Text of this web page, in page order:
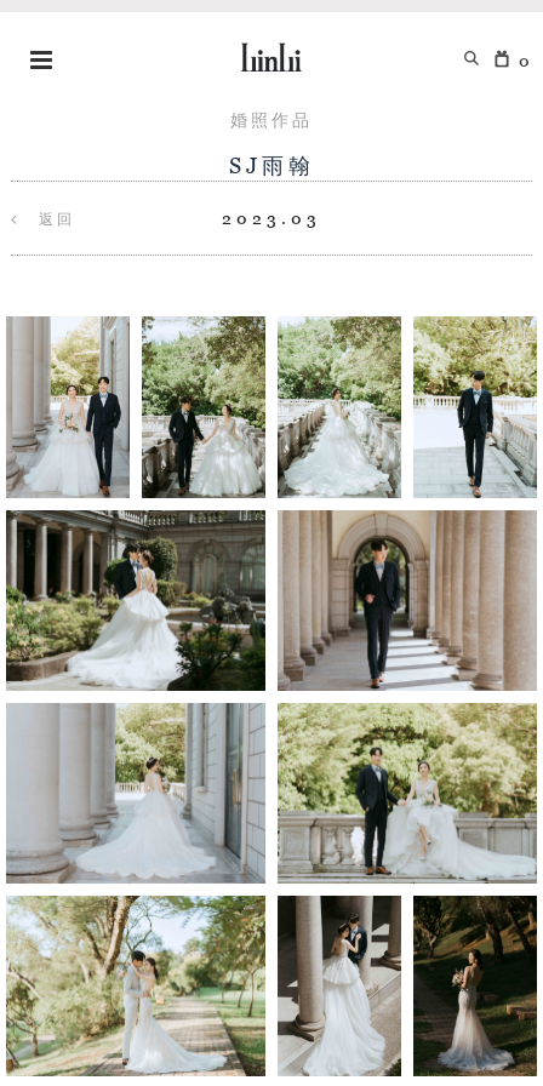
0
婚照作品
SJ雨翰
返回 2023.03